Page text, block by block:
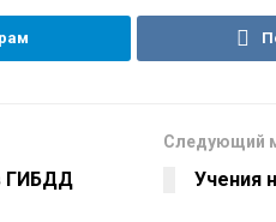
ГИБДД
Следующий
Учения